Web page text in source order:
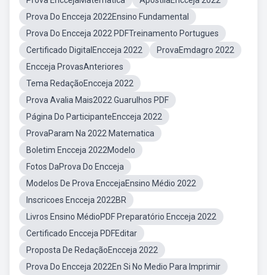
Prova Do Encceja 2022Ensino Fundamental
Prova Do Encceja 2022 PDFTreinamento Portugues
Certificado DigitalEncceja 2022
ProvaEmdagro 2022
Encceja ProvasAnteriores
Tema RedaçãoEncceja 2022
Prova Avalia Mais2022 Guarulhos PDF
Página Do ParticipanteEncceja 2022
ProvaParam Na 2022 Matematica
Boletim Encceja 2022Modelo
Fotos DaProva Do Encceja
Modelos De Prova EnccejaEnsino Médio 2022
Inscricoes Encceja 2022BR
Livros Ensino MédioPDF Preparatório Encceja 2022
Certificado Encceja PDFEditar
Proposta De RedaçãoEncceja 2022
Prova Do Encceja 2022En Si No Medio Para Imprimir